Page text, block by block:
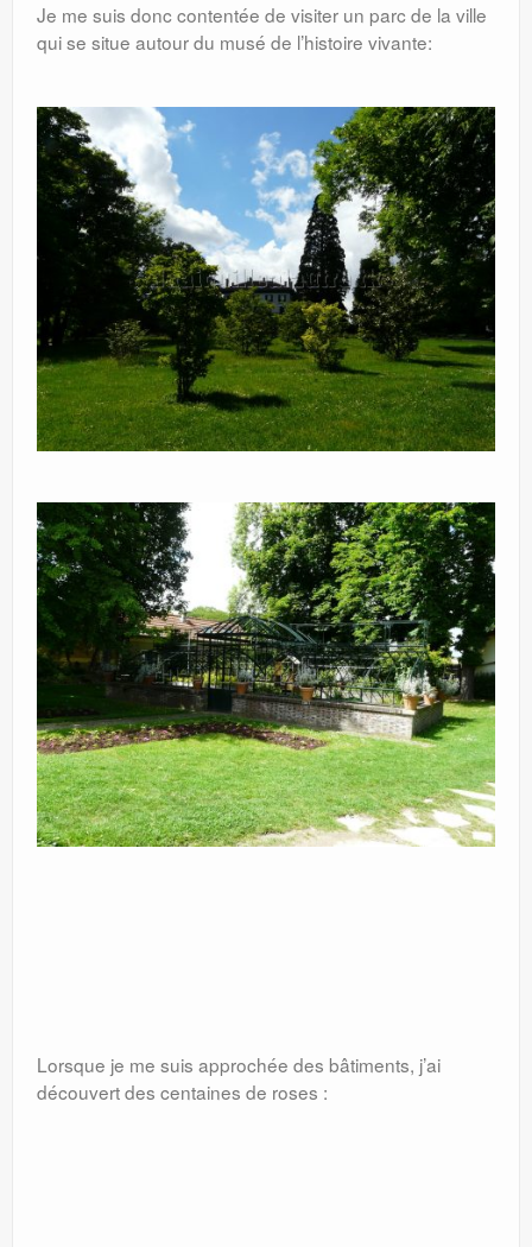
Je me suis donc contentée de visiter un parc de la ville
qui se situe autour du musé de l’histoire vivante:
Lorsque je me suis approchée des bâtiments, j’ai
découvert des centaines de roses :